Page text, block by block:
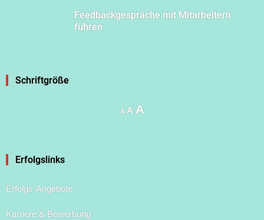
Feedbackgespräche mit Mitarbeitern
führen
Schriftgröße
A Decrease
A Reset
A
Erfolgslinks
Erfolgs-Angebote
Karriere & Bewerbung